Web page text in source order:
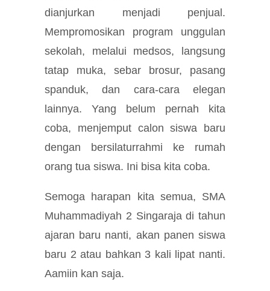
dianjurkan menjadi penjual.
Mempromosikan program unggulan
sekolah, melalui medsos, langsung
tatap muka, sebar brosur, pasang
spanduk, dan cara-cara elegan
lainnya. Yang belum pernah kita
coba, menjemput calon siswa baru
dengan bersilaturrahmi ke rumah
orang tua siswa. Ini bisa kita coba.
Semoga harapan kita semua, SMA
Muhammadiyah 2 Singaraja di tahun
ajaran baru nanti, akan panen siswa
baru 2 atau bahkan 3 kali lipat nanti.
Aamiin kan saja.